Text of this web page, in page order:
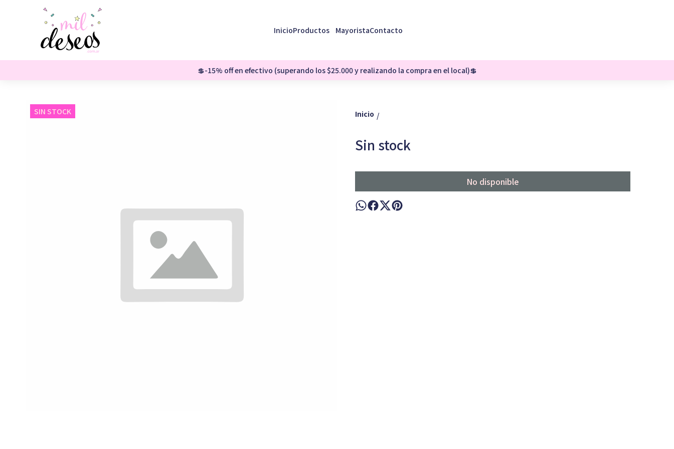
💲-15% off en efectivo (superando los $25.000 y realizando la compra en el local)💲
InicioProductos MayoristaContacto
SIN STOCK Inicio /
Sin stock
No disponible